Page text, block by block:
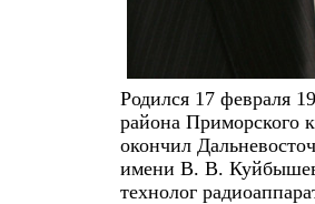
Родился 17 февраля
района Приморского
окончил
имени В. В.
технолог